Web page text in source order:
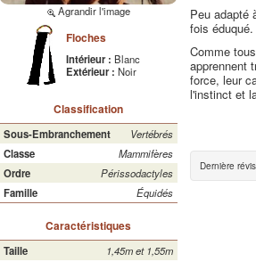
Agrandir l'image
Floches
Intérieur : Blanc
Extérieur : Noir
Classification
Sous-Embranchement
Vertébrés
Classe
Mammifères
Ordre
Périssodactyles
Famille
Équidés
Caractéristiques
Taille
1,45m et 1,55m
Peu adapté
fois éduqué.
Comme
apprennent
force, leur
l'instinct et
Dernière